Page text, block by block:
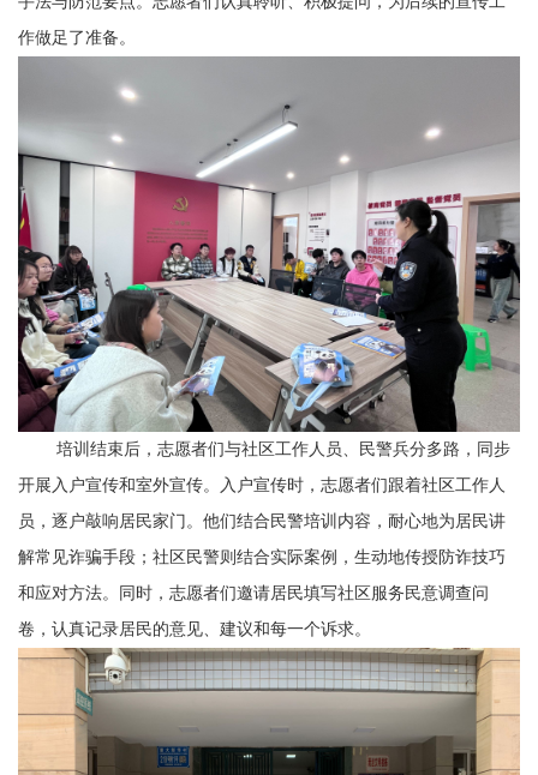
作做足了准备。
培训结束后，志愿者们与社区工作人员、民警兵分多路，同步
开展入户宣传和室外宣传。入户宣传时，志愿者们跟着社区工作人
员，逐户敲响居民家门。他们结合民警培训内容，耐心地为居民讲
解常见诈骗手段；社区民警则结合实际案例，生动地传授防诈技巧
和应对方法。同时，志愿者们邀请居民填写社区服务民意调查问
卷，认真记录居民的意见、建议和每一个诉求。